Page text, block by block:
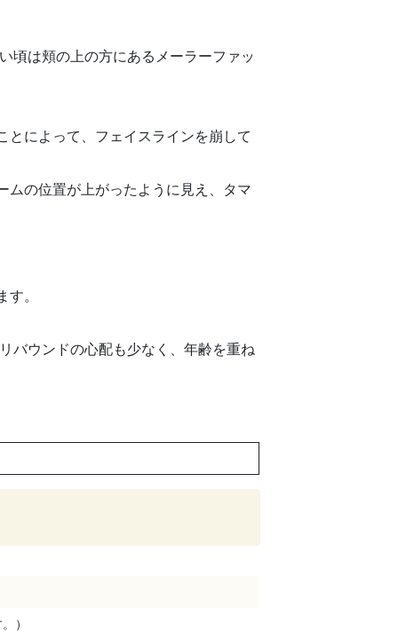
頃は頬の上の方にあるメーラーファッ
とによって、フェイスラインを崩して
ムの位置が上がったように見え、タマ
す。
バウンドの心配も少なく、年齢を重ね
）